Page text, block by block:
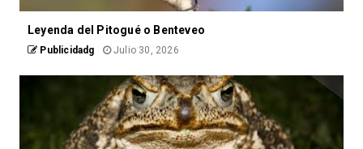
Leyenda del Pitogué o Benteveo
Publicidadg Julio 30, 2026